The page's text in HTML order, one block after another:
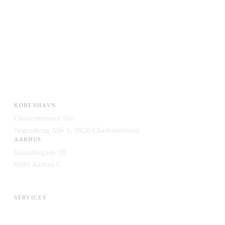
KØBENHAVN
Charlottenlund Slot
Jægersborg Allé 1, 2920 Charlottenlund
AARHUS
Kannikegade 18
8000 Aarhus C
SERVICES